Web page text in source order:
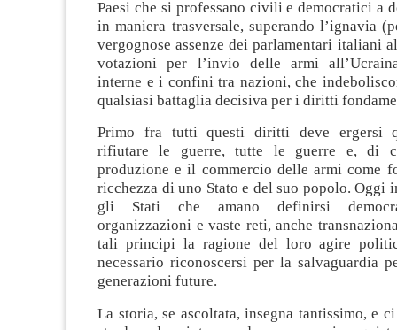
Paesi che si professano civili e democratici a
in maniera trasversale, superando l’ignavia
vergognose assenze dei parlamentari italiani
votazioni per l’invio delle armi
interne e i confini tra nazioni, che
qualsiasi battaglia decisiva per i diritti
Primo fra tutti questi diritti deve ergersi
rifiutare le guerre, tutte le guerre e, di
produzione e il commercio delle armi come
ricchezza di uno Stato e del suo popolo. Oggi
gli Stati che amano definirsi
organizzazioni e vaste reti, anche
tali principi la ragione del loro agire
necessario riconoscersi per la salvaguardia
generazioni future.
La storia, se ascoltata, insegna tantissimo, e